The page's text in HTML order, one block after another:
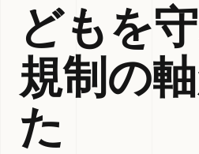
どもを
規制の
た